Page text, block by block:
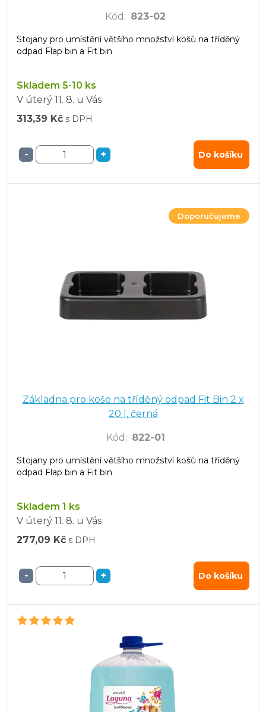
Kód : 823-02
Stojany pro umístění většího množství košů na tříděný
odpad Flap bin a Fit bin
Skladem 5-10 ks
V úterý 11. 8. u Vás
313,39 Kč s DPH
- + Do košíku
Doporučujeme
Základna pro koše na tříděný odpad Fit Bin 2 x
20 l, černá
Kód : 822-01
Stojany pro umístění většího množství košů na tříděný
odpad Flap bin a Fit bin
Skladem 1 ks
V úterý 11. 8. u Vás
277,09 Kč s DPH
- + Do košíku